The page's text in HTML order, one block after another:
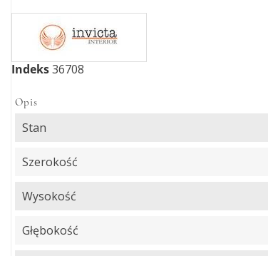
Indeks36708
Opis
Stan
Szerokość
Wysokość
Głębokość